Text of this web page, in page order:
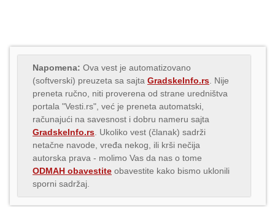
Napomena: Ova vest je automatizovano
(softverski) preuzeta sa sajta GradskeInfo.rs . Nije
preneta ručno, niti proverena od strane uredništva
portala "Vesti.rs", već je preneta automatski,
računajući na savesnost i dobru nameru sajta
GradskeInfo.rs . Ukoliko vest (članak) sadrži
netačne navode, vređa nekog, ili krši nečija
autorska prava - molimo Vas da nas o tome
ODMAH obavestite obavestite kako bismo uklonili
sporni sadržaj.